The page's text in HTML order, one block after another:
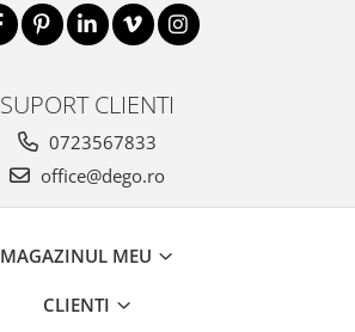
SUPORT CLIENTI
0723567833
office@dego.ro
MAGAZINUL MEU
CLIENTI